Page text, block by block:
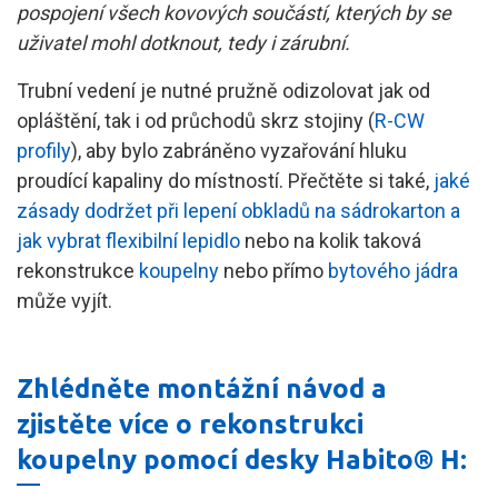
pospojení všech kovových součástí, kterých by se
uživatel mohl dotknout, tedy i zárubní.
Trubní vedení je nutné pružně odizolovat jak od
opláštění, tak i od průchodů skrz stojiny (R-CW
profily), aby bylo zabráněno vyzařování hluku
proudící kapaliny do místností. Přečtěte si také, jaké
zásady dodržet při lepení obkladů na sádrokarton a
jak vybrat flexibilní lepidlo nebo na kolik taková
rekonstrukce koupelny nebo přímo bytového jádra
může vyjít.
Zhlédněte montážní návod a
zjistěte více o rekonstrukci
koupelny pomocí desky Habito® H: